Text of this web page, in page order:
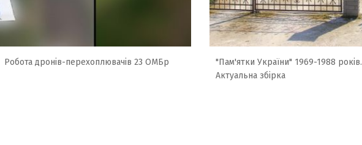
Робота дронів-перехоплювачів 23 ОМБр
"Пам'ятки України" 1969-1988 років.
Актуальна збірка